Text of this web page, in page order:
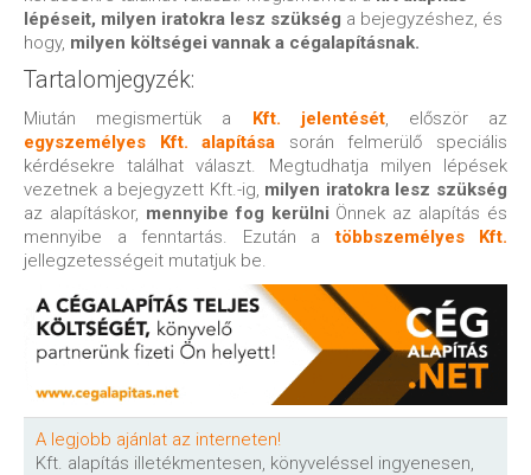
lépéseit, milyen iratokra lesz szükség a bejegyzéshez, és
hogy, milyen költségei vannak a cégalapításnak.
Tartalomjegyzék:
Miután megismertük a Kft. jelentését, először az
egyszemélyes Kft. alapítása során felmerülő speciális
kérdésekre találhat választ. Megtudhatja milyen lépések
vezetnek a bejegyzett Kft.-ig, milyen iratokra lesz szükség
az alapításkor, mennyibe fog kerülni Önnek az alapítás és
mennyibe a fenntartás. Ezután atöbbszemélyes Kft.
jellegzetességeit mutatjuk be.
A legjobb ajánlat az interneten!
Kft. alapítás illetékmentesen, könyveléssel ingyenesen,